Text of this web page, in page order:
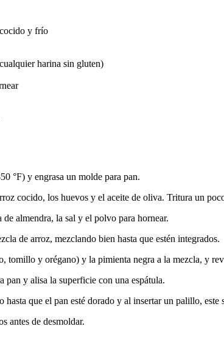
y frío
harina sin gluten)
°F) y engrasa un molde para pan.
cocido, los huevos y el aceite de oliva. Tritura un
almendra, la sal y el polvo para hornear.
de arroz, mezclando bien hasta que estén integrados.
tomillo y orégano) y la pimienta negra a la mezcla, y
pan y alisa la superficie con una espátula.
hasta que el pan esté dorado y al insertar un palillo, este
antes de desmoldar.